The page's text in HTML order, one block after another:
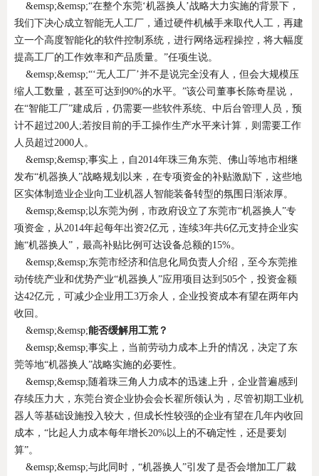
&emsp;&emsp;“在整个东莞‘机器换人’战略大力实施的背景下，
我们下决心成立智能无人工厂，通过硬件机械手来取代人工，再建
立一个高度智能化的软件控制系统，进行网络远程操控，将大幅度
提高工厂的工作效率和产品质量。”任项生说。
&emsp;&emsp;“‘无人工厂’并不是说完全没有人，但会大规模压
缩人工数量，甚至可达到90%的水平。”该公司董事长陈奇星说，
在“智能工厂”建成后，仍需要一些软件系统、中后台管理人员，预
计不超过200人;若按目前的手工操作生产水平来计算，则需要工作
人员超过2000人。
&emsp;&emsp;事实上，自2014年珠三角东莞、佛山等地市相继
发布“机器换人”战略规划以来，在专项资金的补贴激励下，这些地
区实体制造业企业向工业机器人智能装备转型的氛围日渐浓厚。
&emsp;&emsp;以东莞为例，市政府设立了东莞市“机器换人”专
项资金，从2014年起每年出资2亿元，连续3年共6亿元支持企业实
施“机器换人”，最高补贴比例可达设备总额的15%。
&emsp;&emsp;东莞市经济和信息化局负责人介绍，至今东莞推
动传统产业和优势产业“机器换人”应用项目达到505个，投资金额
达42亿元，可减少企业用工3万余人，企业投资成本有望在两年内
收回。
&emsp;&emsp;能否缓解用工荒？
&emsp;&emsp;事实上，当前劳动力成本上升的情况，决定了东
莞等地“机器换人”战略实施的必要性。
&emsp;&emsp;随着珠三角人力成本的迅速上升，企业普遍感到
存续压力大，东莞台资企业协会会长翟所领认为，尽管初期工业机
器人等基础设施投入较大，但成长性较强的企业有望在几年内收回
成本，“比起人力成本每年增长20%以上的不确定性，还是要划
算”。
&emsp;&emsp;与此同时，“机器换人”引发了是否会增加工厂裁